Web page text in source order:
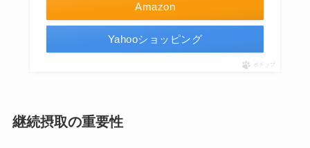
Amazon
Yahooショッピング
ポチップ
継続摂取の重要性